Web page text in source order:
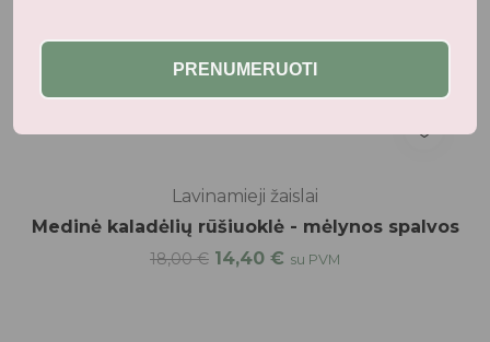
Lavinamieji žaislai
Medinė kaladėlių rūšiuoklė - mėlynos spalvos
18,00€ 14,40 € su PVM
PRENUMERUOTI